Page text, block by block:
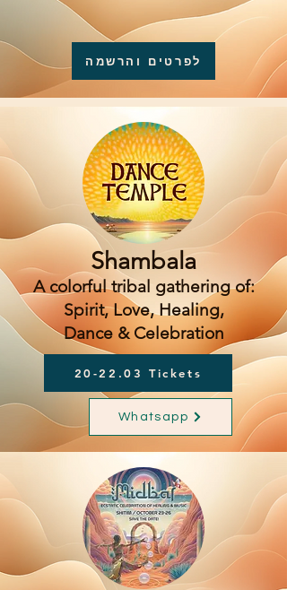
לפרטים והרשמה
Festivals
Shambala
A colorful tribal gathering of:
Spirit, Love, Healing,
Dance & Celebration
20-22.03 Tickets
Whatsapp